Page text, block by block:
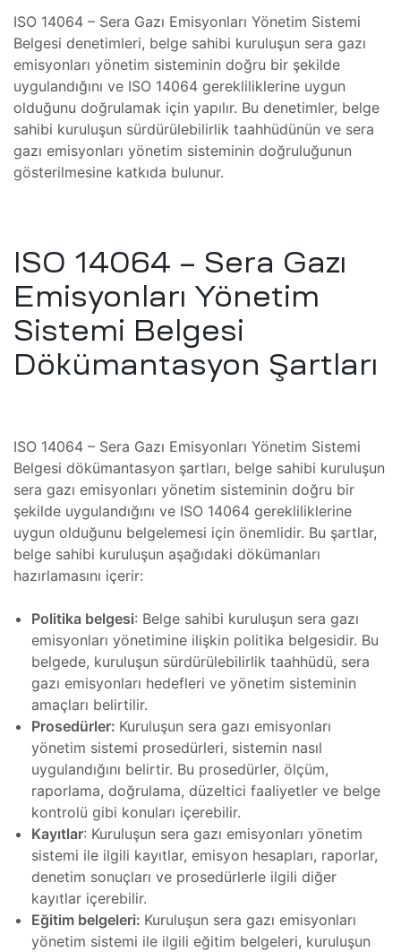
Cihazı
ISO 14064 – Sera Gazı Emisyonları Yönetim Sistemi
Belgesi denetimleri, belge sahibi kuruluşun sera gazı
emisyonları yönetim sisteminin doğru bir şekilde
uygulandığını ve ISO 14064 gerekliliklerine uygun
olduğunu doğrulamak için yapılır. Bu denetimler, belge
sahibi kuruluşun sürdürülebilirlik taahhüdünün ve sera
gazı emisyonları yönetim sisteminin doğruluğunun
gösterilmesine katkıda bulunur.
ISO 14064 – Sera Gazı
Emisyonları Yönetim
Sistemi Belgesi
Dökümantasyon Şartları
ISO 14064 – Sera Gazı Emisyonları Yönetim Sistemi
Belgesi dökümantasyon şartları, belge sahibi kuruluşun
sera gazı emisyonları yönetim sisteminin doğru bir
şekilde uygulandığını ve ISO 14064 gerekliliklerine
uygun olduğunu belgelemesi için önemlidir. Bu şartlar,
belge sahibi kuruluşun aşağıdaki dökümanları
hazırlamasını içerir:
Politika belgesi: Belge sahibi kuruluşun sera gazı
emisyonları yönetimine ilişkin politika belgesidir. Bu
belgede, kuruluşun sürdürülebilirlik taahhüdü, sera
gazı emisyonları hedefleri ve yönetim sisteminin
amaçları belirtilir.
Prosedürler: Kuruluşun sera gazı emisyonları
yönetim sistemi prosedürleri, sistemin nasıl
uygulandığını belirtir. Bu prosedürler, ölçüm,
raporlama, doğrulama, düzeltici faaliyetler ve belge
kontrolü gibi konuları içerebilir.
Kayıtlar: Kuruluşun sera gazı emisyonları yönetim
sistemi ile ilgili kayıtlar, emisyon hesapları, raporlar,
denetim sonuçları ve prosedürlerle ilgili diğer
kayıtlar içerebilir.
Eğitim belgeleri: Kuruluşun sera gazı emisyonları
yönetim sistemi ile ilgili eğitim belgeleri, kuruluşun
ve
Tamiri